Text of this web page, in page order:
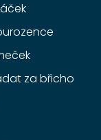
za břicho